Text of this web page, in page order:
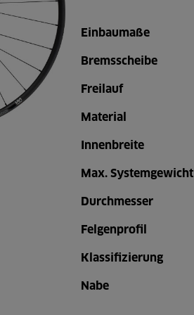
Einbaumaße
Bremsscheibe
Freilauf
Material
Innenbreite
Max. Systemgewicht
Durchmesser
Felgenprofil
Klassifizierung
Nabe